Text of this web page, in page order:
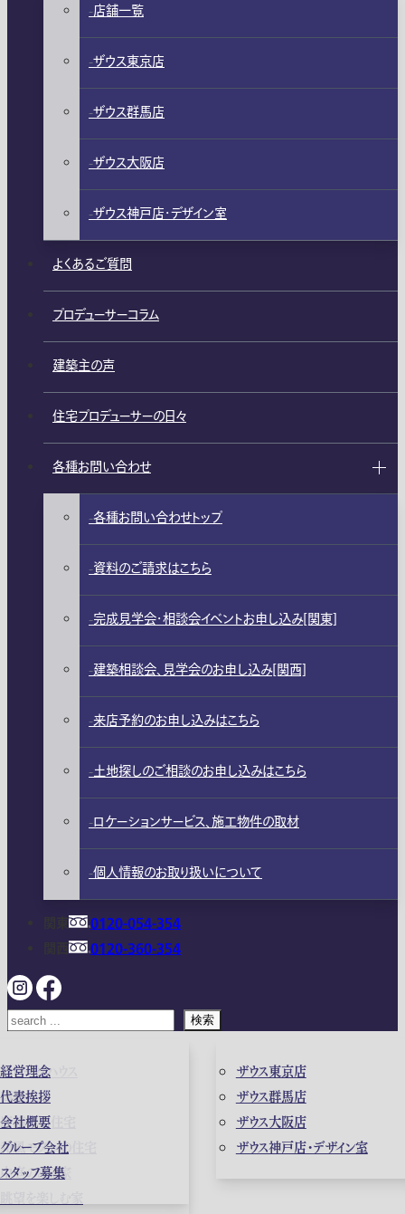
ガレージハウス
高級住宅
店舗併用住宅
和風モダンの住宅
中庭のある家
経営理念
代表挨拶
会社概要
グループ会社
スタッフ募集
ザウス東京店
ザウス群馬店
ザウス大阪店
ザウス神戸店・デザイン室
店舗一覧
ザウス東京店
ザウス群馬店
ザウス大阪店
ザウス神戸店・デザイン室
よくあるご質問
プロデューサーコラム
建築主の声
住宅プロデューサーの日々
各種お問い合わせ
各種お問い合わせトップ
資料のご請求はこちら
完成見学会・相談会イベントお申し込み[関東]
建築相談会、見学会のお申し込み[関西]
来店予約のお申し込みはこちら
土地探しのご相談のお申し込みはこちら
ロケーションサービス、施工物件の取材
個人情報のお取り扱いについて
0120-054-354
0120-360-354
検索